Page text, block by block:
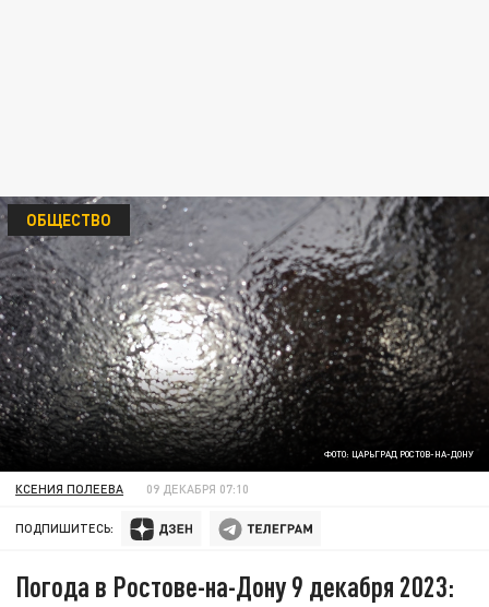
ФОТО: ЦАРЬГРАД РОСТОВ-НА-ДОНУ
ОБЩЕСТВО
КСЕНИЯ ПОЛЕЕВА 09 ДЕКАБРЯ 07:10
ПОДПИШИТЕСЬ:
Погода в Ростове-на-Дону 9 декабря 2023: